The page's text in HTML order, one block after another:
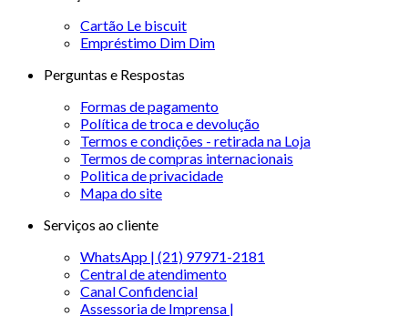
Cartão Le biscuit
Empréstimo Dim Dim
Perguntas e Respostas
Formas de pagamento
Política de troca e devolução
Termos e condições - retirada na Loja
Termos de compras internacionais
Politica de privacidade
Mapa do site
Serviços ao cliente
WhatsApp | (21) 97971-2181
Central de atendimento
Canal Confidencial
Assessoria de Imprensa |